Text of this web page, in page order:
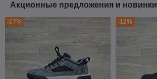
Акционные предложения и новинки
-17% -12%